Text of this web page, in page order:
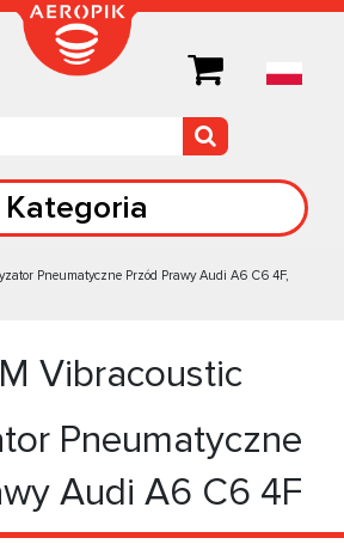
Kategoria
Pneumatyczne Przód Prawy Audi A6 C6 4F,
Vibracoustic
Pneumatyczne
Audi A6 C6 4F